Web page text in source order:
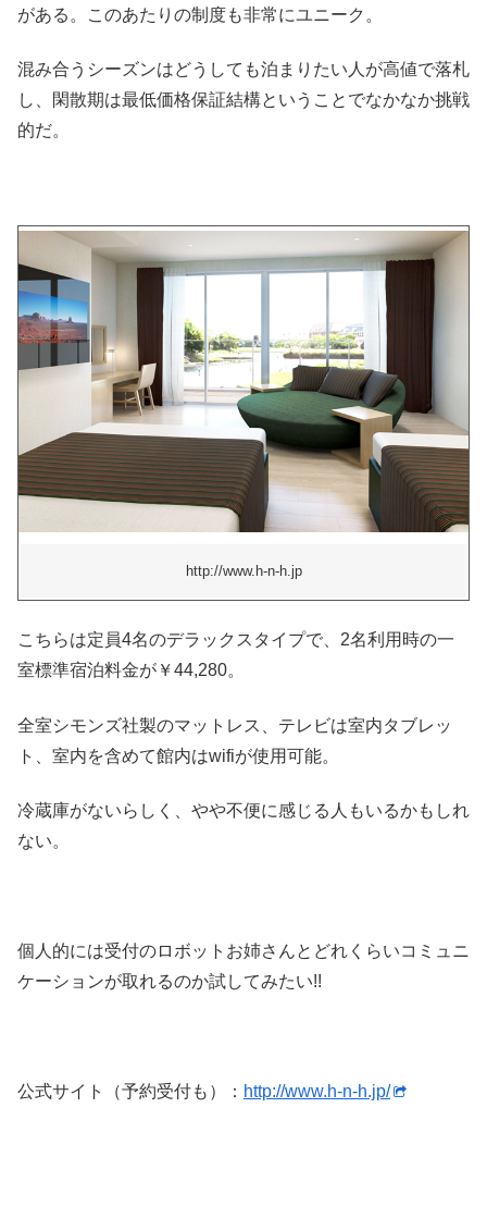
がある。このあたりの制度も非常にユニーク。
混み合うシーズンはどうしても泊まりたい人が高値で落札
し、閑散期は最低価格保証結構ということでなかなか挑戦
的だ。
http://www.h-n-h.jp
こちらは定員4名のデラックスタイプで、2名利用時の一
室標準宿泊料金が￥44,280。
全室シモンズ社製のマットレス、テレビは室内タブレッ
ト、室内を含めて館内はwifiが使用可能。
冷蔵庫がないらしく、やや不便に感じる人もいるかもしれ
ない。
個人的には受付のロボットお姉さんとどれくらいコミュニ
ケーションが取れるのか試してみたい!!
公式サイト（予約受付も）： http://www.h-n-h.jp/